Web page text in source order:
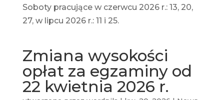
Soboty pracujące w czerwcu 2026 r.: 13, 20,
27, w lipcu 2026 r.: 11 i 25.
Zmiana wysokości
opłat za egzaminy od
22 kwietnia 2026 r.